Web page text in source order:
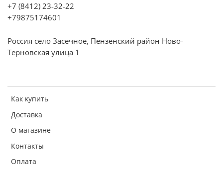
Как купить
Доставка
О магазине
Контакты
Оплата
+7 (8412) 23-32-22
+79875174601
Россия село Засечное, Пензенский район Ново-
Терновская улица 1